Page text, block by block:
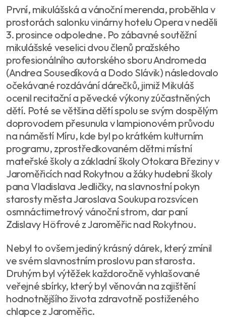
První, mikulášská a vánoční merenda, proběhla v
prostorách salonku vinárny hotelu Opera v neděli
3. prosince odpoledne. Po zábavné soutěžní
mikulášské veselici dvou členů pražského
profesionálního autorského sboru Andromeda
(Andrea Sousedíková a Dodo Slávik) následovalo
očekávané rozdávání dárečků, jimiž Mikuláš
ocenil recitační a pěvecké výkony zúčastněných
dětí. Poté se většina dětí spolu se svým dospělým
doprovodem přesunula v lampionovém průvodu
na náměstí Míru, kde byl po krátkém kulturním
programu, zprostředkovaném dětmi místní
mateřské školy a základní školy Otokara Březiny v
Jaroměřicích nad Rokytnou a žáky hudební školy
pana Vladislava Jedličky, na slavnostní pokyn
starosty města Jaroslava Soukupa rozsvícen
osmnáctimetrový vánoční strom, dar paní
Zdislavy Höfrové z Jaroměřic nad Rokytnou.
Nebyl to ovšem jediný krásný dárek, který zmínil
ve svém slavnostním proslovu pan starosta.
Druhým byl výtěžek každoročně vyhlašované
veřejné sbírky, který byl věnován na zajištění
hodnotnějšího života zdravotně postiženého
chlapce z Jaroměřic.